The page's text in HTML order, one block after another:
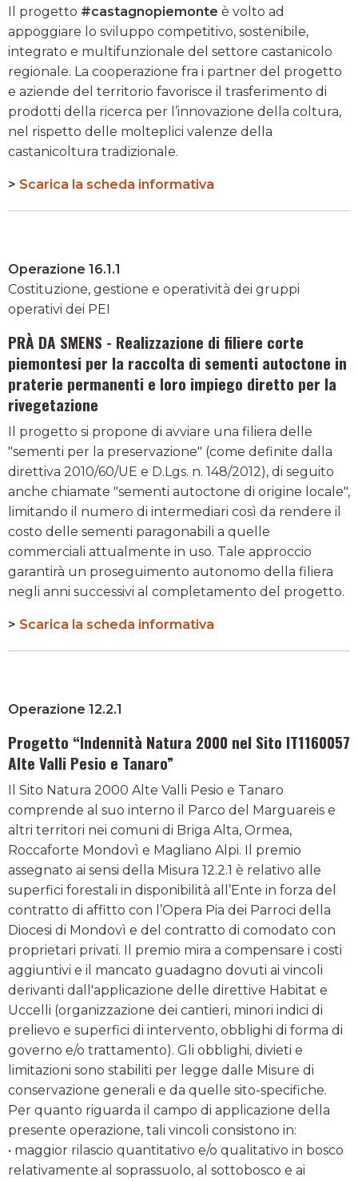
Il progetto #castagnopiemonte è volto ad
appoggiare lo sviluppo competitivo, sostenibile,
integrato e multifunzionale del settore castanicolo
regionale. La cooperazione fra i partner del progetto
e aziende del territorio favorisce il trasferimento di
prodotti della ricerca per l’innovazione della coltura,
nel rispetto delle molteplici valenze della
castanicoltura tradizionale.
> Scarica la scheda informativa
Operazione 16.1.1
Costituzione, gestione e operatività dei gruppi
operativi dei PEI
PRÀ DA SMENS - Realizzazione di filiere corte
piemontesi per la raccolta di sementi autoctone in
praterie permanenti e loro impiego diretto per la
rivegetazione
Il progetto si propone di avviare una filiera delle
"sementi per la preservazione" (come definite dalla
direttiva 2010/60/UE e D.Lgs. n. 148/2012), di seguito
anche chiamate "sementi autoctone di origine locale",
limitando il numero di intermediari così da rendere il
costo delle sementi paragonabili a quelle
commerciali attualmente in uso. Tale approccio
garantirà un proseguimento autonomo della filiera
negli anni successivi al completamento del progetto.
> Scarica la scheda informativa
Operazione 12.2.1
Progetto “Indennità Natura 2000 nel Sito IT1160057
Alte Valli Pesio e Tanaro”
Il Sito Natura 2000 Alte Valli Pesio e Tanaro
comprende al suo interno il Parco del Marguareis e
altri territori nei comuni di Briga Alta, Ormea,
Roccaforte Mondovì e Magliano Alpi. Il premio
assegnato ai sensi della Misura 12.2.1 è relativo alle
superfici forestali in disponibilità all’Ente in forza del
contratto di affitto con l’Opera Pia dei Parroci della
Diocesi di Mondovì e del contratto di comodato con
proprietari privati. Il premio mira a compensare i costi
aggiuntivi e il mancato guadagno dovuti ai vincoli
derivanti dall'applicazione delle direttive Habitat e
Uccelli (organizzazione dei cantieri, minori indici di
prelievo e superfici di intervento, obblighi di forma di
governo e/o trattamento). Gli obblighi, divieti e
limitazioni sono stabiliti per legge dalle Misure di
conservazione generali e da quelle sito-specifiche.
Per quanto riguarda il campo di applicazione della
presente operazione, tali vincoli consistono in:
• maggior rilascio quantitativo e/o qualitativo in bosco
relativamente al soprassuolo, al sottobosco e ai